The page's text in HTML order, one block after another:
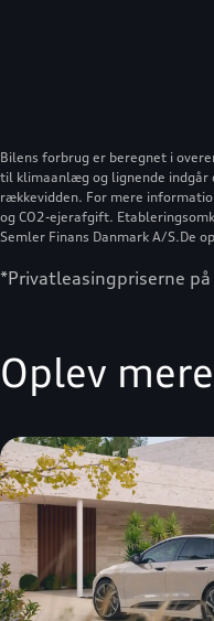
Bilens forbrug er beregnet i
til klimaanlæg og lignende indgår
rækkevidden. For mere
og CO2-ejerafgift.
Semler Finans Danmark A/S.De
*Privatleasingpriserne
Oplev